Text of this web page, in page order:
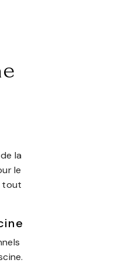
la
le
tout